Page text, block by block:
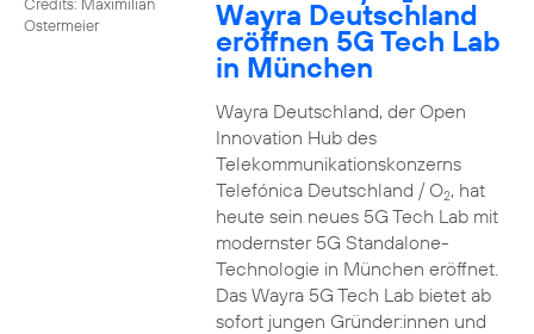
Ostermeier
Wayra Deutschland
eröffnen 5G Tech Lab
in München
Wayra Deutschland, der Open
Innovation Hub des
Telekommunikationskonzerns
Telefónica Deutschland / O2, hat
heute sein neues 5G Tech Lab mit
modernster 5G Standalone-
Technologie in München eröffnet.
Das Wayra 5G Tech Lab bietet ab
sofort jungen Gründer:innen und